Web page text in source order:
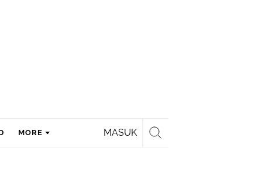
MASUK
MORE